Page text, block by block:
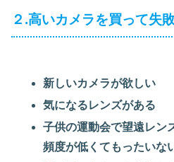
２.高いカメラを買って失
新しいカメラが欲しい
気になるレンズがある
子供の運動会で望遠レン
頻度が低くてもったいな